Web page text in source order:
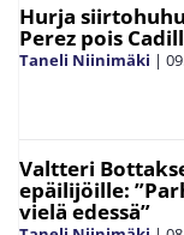
Hurja siirtohuhu
Perez pois
Taneli Niinimäki |
Valtteri
epäilijöille:
vielä edessä”